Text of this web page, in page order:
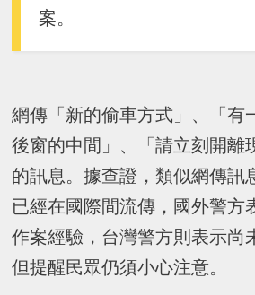
案。
網傳「新的偷車方式」、「有
後窗的中間」、「請立刻開離
的訊息。據查證，類似網傳訊
已經在國際間流傳，國外警方
作案經驗，台灣警方則表示尚
但提醒民眾仍須小心注意。